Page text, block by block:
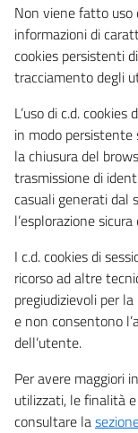
Non viene fatto uso
informazioni di
cookies persistenti
tracciamento degli
L’uso di c.d.
in modo persistente
la chiusura del
trasmissione di
casuali generati dal
l’esplorazione
I c.d. cookies di
ricorso ad altre
pregiudizievoli per
e non consentono
dell’utente.
Per avere maggiori
utilizzati, le finalità
consultare la